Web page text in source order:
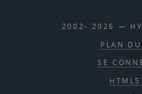
2002- 2026 —
PLAN
SE
HTML5